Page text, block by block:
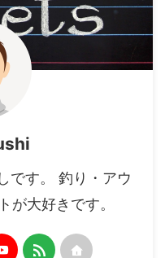
です。 釣り・アウ
が大好きです。